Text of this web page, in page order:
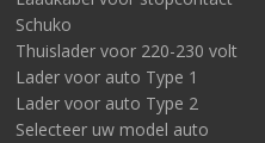
Schuko
Thuislader voor 220-230 volt
Lader voor auto Type 1
Lader voor auto Type 2
Selecteer uw model auto